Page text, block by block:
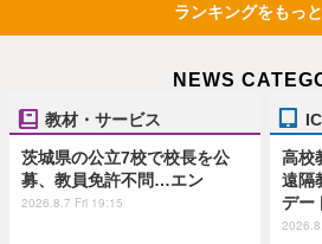
ランキングをもっ
NEWS
教材・サービス
茨城県の公立7校で校長を公
募、教員免許不問…エン
2026.8.7 Fri 19:15
高校
遠隔
デー